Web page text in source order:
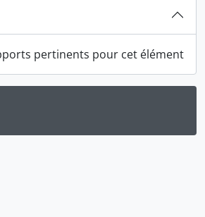
pertinents pour cet élément